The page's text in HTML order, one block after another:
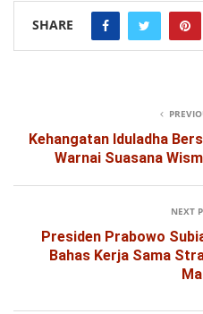
SHARE
Kehangatan Iduladha
Warnai Suasana
NEXT
Presiden Prabowo
Bahas Kerja Sama